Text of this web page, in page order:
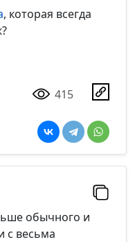
модерация.
Добавить
, которая всегда
415
обычного и
с весьма